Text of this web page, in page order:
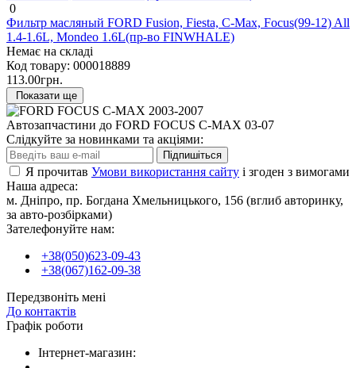
0
Фильтр масляный FORD Fusion, Fiesta, C-Max, Focus(99-12) All
1.4-1.6L, Mondeo 1.6L(пр-во FINWHALE)
Немає на складі
Код товару: 000018889
113.00грн.
Показати ще
Автозапчастини до FORD FOCUS C-MAX 03-07
Слідкуйте за новинками та акціями:
Підпишіться
Я прочитав Умови використання сайту і згоден з вимогами
Наша адреса:
м. Дніпро, пр. Богдана Хмельницького, 156 (вглиб авторинку,
за авто-розбірками)
Зателефонуйте нам:
+38(050)623-09-43
+38(067)162-09-38
Передзвоніть мені
До контактів
Графік роботи
Інтернет-магазин: